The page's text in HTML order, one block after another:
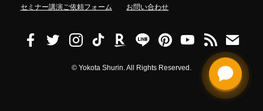
セミナー講演ご依頼フォーム
お問い合わせ
© Yokota Shurin. All Rights Reserved.